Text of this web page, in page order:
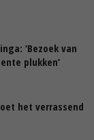
‘Bezoek van
plukken’
het verrassend